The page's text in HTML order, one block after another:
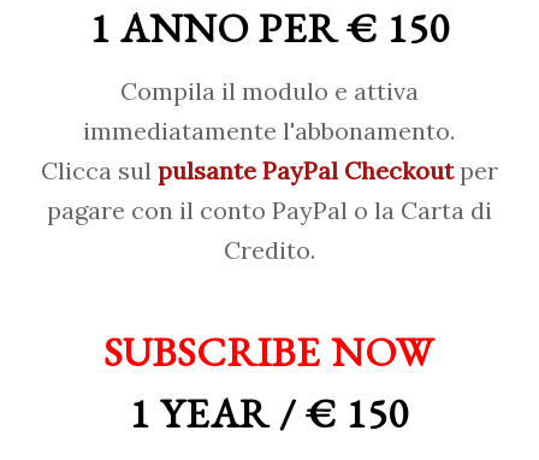
1 ANNO PER € 150
Compila il modulo e attiva
immediatamente l'abbonamento.
Clicca sul pulsante PayPal Checkoutper
pagare con il conto PayPal o la Carta di
Credito.
SUBSCRIBE NOW
1 YEAR / € 150